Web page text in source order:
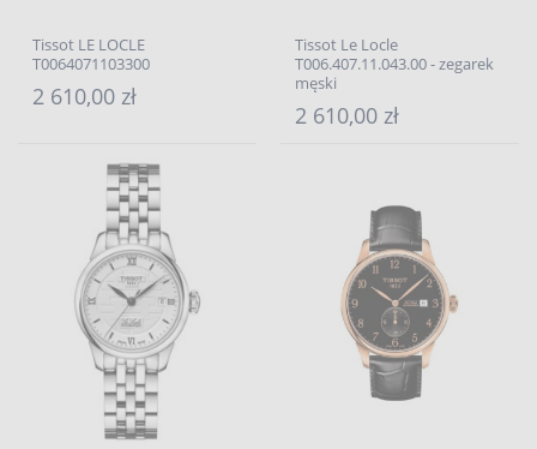
Tissot LE LOCLE
T0064071103300
2 610,00 zł
Tissot Le Locle
T006.407.11.043.00 - zegarek
męski
2 610,00 zł